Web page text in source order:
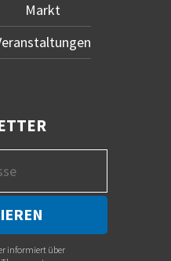
Markt
informiert über